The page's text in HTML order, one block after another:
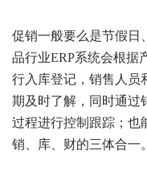
促销一般要么是节假日
品行业ERP系统会根据
行入库登记，销售人员
期及时了解，同时通过
过程进行控制跟踪；也
销、库、财的三体合一。